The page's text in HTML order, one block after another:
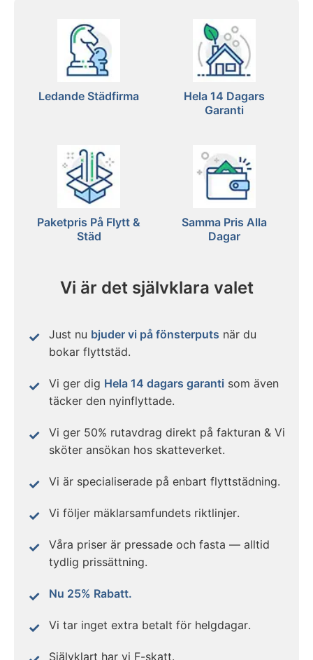
Ledande Städfirma
Hela 14 Dagars
Garanti
Paketpris På Flytt &
Städ
Samma Pris Alla
Dagar
Vi är det självklara valet
Just nu bjuder vi på fönsterputs när du
bokar flyttstäd.
Vi ger dig Hela 14 dagars garanti som även
täcker den nyinflyttade.
Vi ger 50% rutavdrag direkt på fakturan & Vi
sköter ansökan hos skatteverket.
Vi är specialiserade på enbart flyttstädning.
Vi följer mäklarsamfundets riktlinjer.
Våra priser är pressade och fasta — alltid
tydlig prissättning.
Nu 25% Rabatt.
Vi tar inget extra betalt för helgdagar.
Självklart har vi F-skatt.